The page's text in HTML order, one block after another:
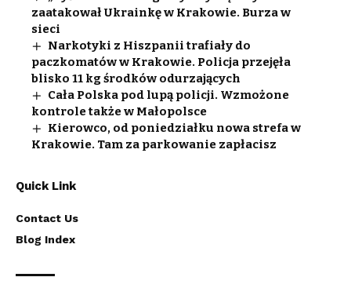
zaatakował Ukrainkę w Krakowie. Burza w
sieci
Narkotyki z Hiszpanii trafiały do
paczkomatów w Krakowie. Policja przejęła
blisko 11 kg środków odurzających
Cała Polska pod lupą policji. Wzmożone
kontrole także w Małopolsce
Kierowco, od poniedziałku nowa strefa w
Krakowie. Tam za parkowanie zapłacisz
Quick Link
Contact Us
Blog Index